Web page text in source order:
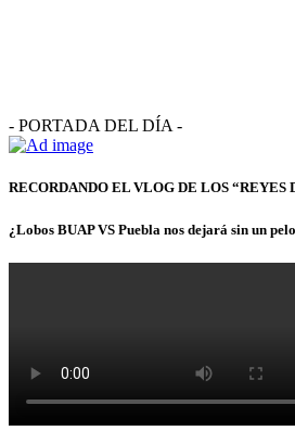
- PORTADA DEL DÍA -
RECORDANDO EL VLOG DE LOS “REYES
¿Lobos BUAP VS Puebla nos dejará sin un